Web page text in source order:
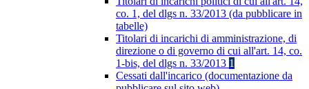
co. 1, del dlgs n. 33/2013 (da pubblicare in
tabelle)
Titolari di incarichi di amministrazione, di
direzione o di governo di cui all'art. 14, co.
1-bis, del dlgs n. 33/2013 1
Cessati dall'incarico (documentazione da